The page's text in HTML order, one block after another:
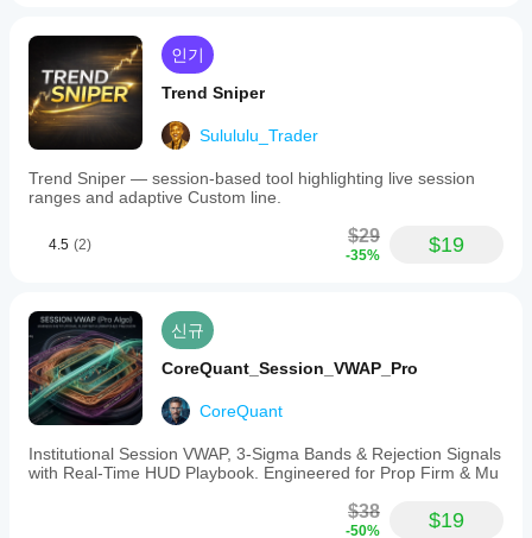
인기
Trend Sniper
Sulululu_Trader
Trend Sniper — session-based tool highlighting live session
ranges and adaptive Custom line.
4.5 (2) $29
-35% $19
신규
CoreQuant_Session_VWAP_Pro
CoreQuant
Institutional Session VWAP, 3-Sigma Bands & Rejection Signals
with Real-Time HUD Playbook. Engineered for Prop Firm & Mu
$38
-50% $19